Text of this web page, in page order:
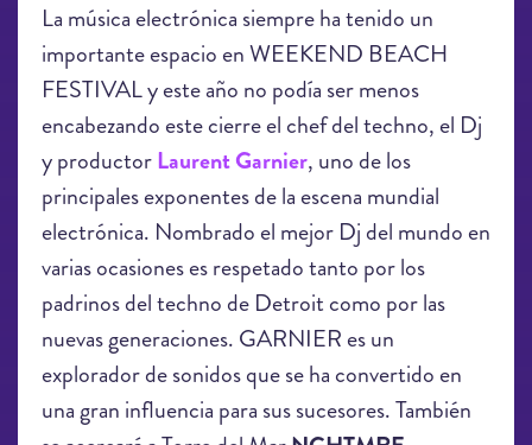
La música electrónica siempre ha tenido un
importante espacio en WEEKEND BEACH
FESTIVAL y este año no podía ser menos
encabezando este cierre el chef del techno, el Dj
y productorLaurent Garnier, uno de los
principales exponentes de la escena mundial
electrónica. Nombrado el mejor Dj del mundo en
varias ocasiones es respetado tanto por los
padrinos del techno de Detroit como por las
nuevas generaciones. GARNIER es un
explorador de sonidos que se ha convertido en
una gran influencia para sus sucesores. También